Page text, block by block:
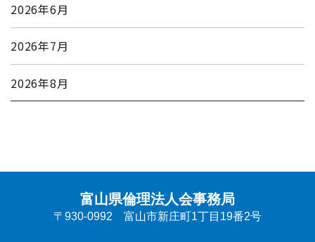
2026年6月
2026年7月
2026年8月
富山県倫理法人会事務局
〒930-0992 富山市新庄町1丁目19番2号